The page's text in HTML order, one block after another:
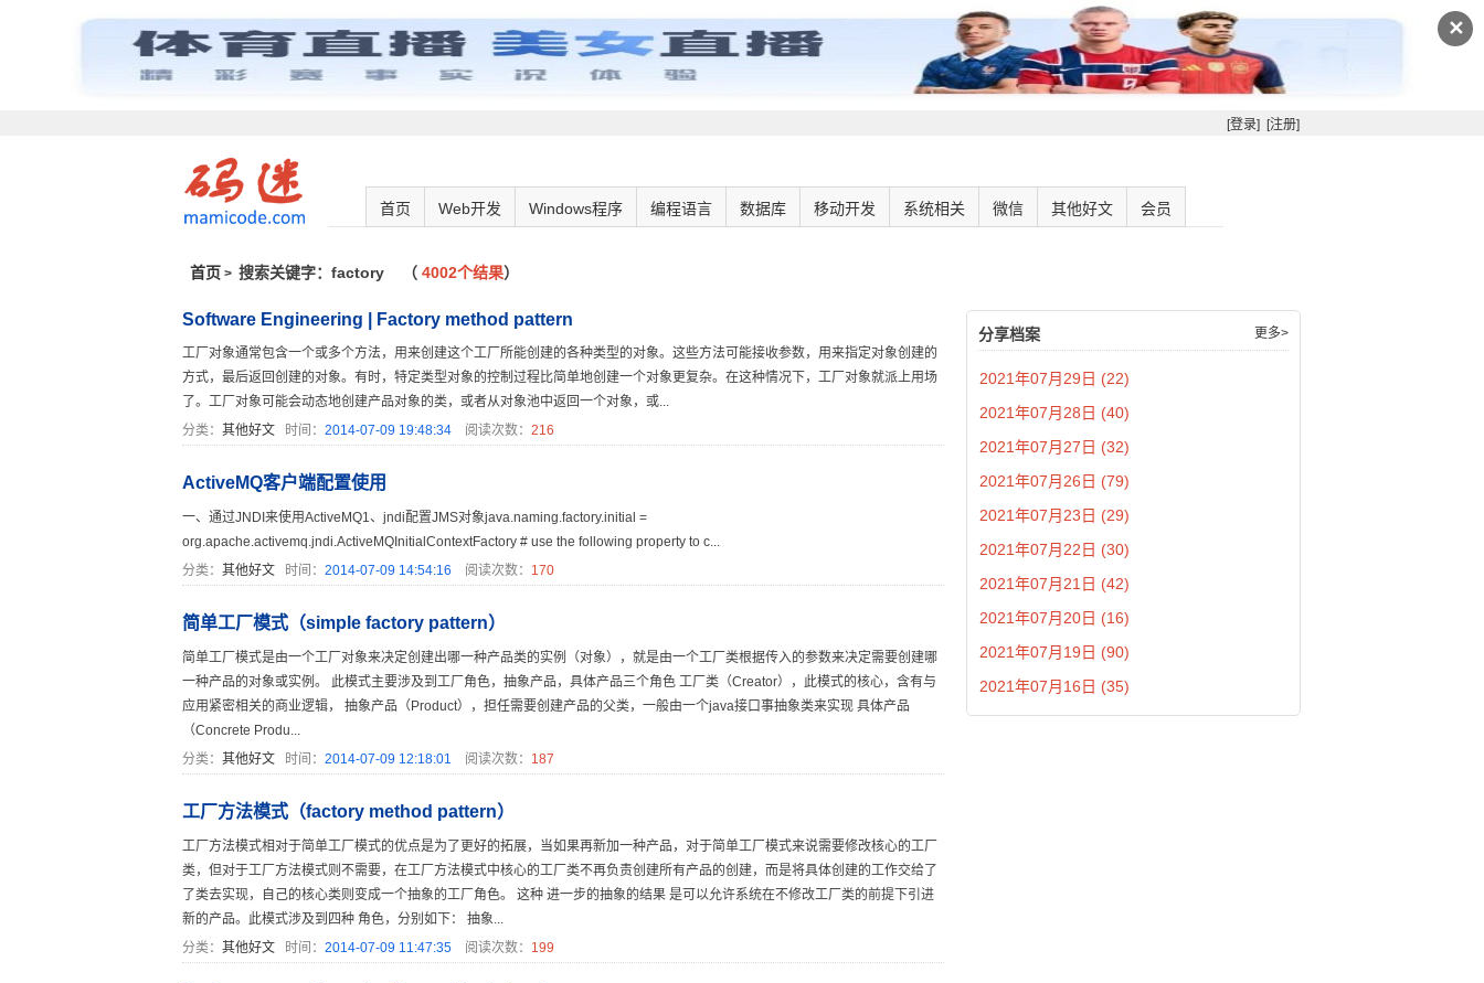
✕
[登录] [注册]
首页 Web开发 Windows程序 编程语言 数据库 移动开发 系统相关 微信 其他好文 会员
首页 > 搜索关键字：factory （ 4002个结果）
Software Engineering | Factory method pattern
工厂对象通常包含一个或多个方法，用来创建这个工厂所能创建的各种类型的对象。这些方法可能接收参数，用来指定对象创建的
方式，最后返回创建的对象。有时，特定类型对象的控制过程比简单地创建一个对象更复杂。在这种情况下，工厂对象就派上用场
了。工厂对象可能会动态地创建产品对象的类，或者从对象池中返回一个对象，或...
分类： 其他好文时间： 2014-07-09 19:48:34阅读次数： 216
ActiveMQ客户端配置使用
一、通过JNDI来使用ActiveMQ1、jndi配置JMS对象java.naming.factory.initial =
org.apache.activemq.jndi.ActiveMQInitialContextFactory # use the following property to c...
分类： 其他好文时间： 2014-07-09 14:54:16 阅读次数： 170
简单工厂模式（simple factory pattern）
简单工厂模式是由一个工厂对象来决定创建出哪一种产品类的实例（对象），就是由一个工厂类根据传入的参数来决定需要创建哪
一种产品的对象或实例。 此模式主要涉及到工厂角色，抽象产品，具体产品三个角色 工厂类（Creator），此模式的核心，含有与
应用紧密相关的商业逻辑， 抽象产品（Product），担任需要创建产品的父类，一般由一个java接口事抽象类来实现 具体产品
（Concrete Produ...
分类： 其他好文时间： 2014-07-09 12:18:01 阅读次数： 187
工厂方法模式（factory method pattern）
工厂方法模式相对于简单工厂模式的优点是为了更好的拓展，当如果再新加一种产品，对于简单工厂模式来说需要修改核心的工厂
类，但对于工厂方法模式则不需要，在工厂方法模式中核心的工厂类不再负责创建所有产品的创建，而是将具体创建的工作交给了
了类去实现，自己的核心类则变成一个抽象的工厂角色。 这种 进一步的抽象的结果 是可以允许系统在不修改工厂类的前提下引进
新的产品。此模式涉及到四种 角色，分别如下： 抽象...
分类： 其他好文时间： 2014-07-09 11:47:35阅读次数： 199
分享档案 更多>
2021年07月29日 (22)
2021年07月28日 (40)
2021年07月27日 (32)
2021年07月26日 (79)
2021年07月23日 (29)
2021年07月22日 (30)
2021年07月21日 (42)
2021年07月20日 (16)
2021年07月19日 (90)
2021年07月16日 (35)